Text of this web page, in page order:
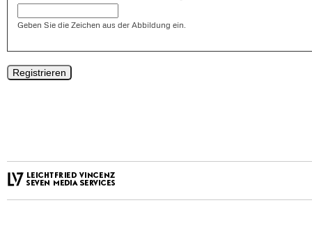
Geben Sie die Zeichen aus der Abbildung ein.